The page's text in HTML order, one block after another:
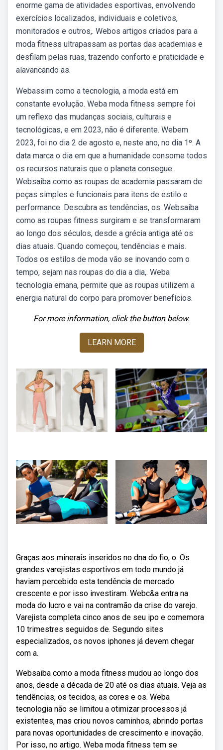
enorme gama de atividades esportivas, envolvendo
exercícios localizados, individuais e coletivos,
monitorados e outros,. Webos artigos criados para a
moda fitness ultrapassam as portas das academias e
desfilam pelas ruas, trazendo conforto e praticidade e
alavancando as.
Webassim como a tecnologia, a moda está em
constante evolução. Weba moda fitness sempre foi
um reflexo das mudanças sociais, culturais e
tecnológicas, e em 2023, não é diferente. Webem
2023, foi no dia 2 de agosto e, neste ano, no dia 1º. A
data marca o dia em que a humanidade consome todos
os recursos naturais que o planeta consegue.
Websaiba como as roupas de academia passaram de
peças simples e funcionais para itens de estilo e
performance. Descubra as tendências, os. Websaiba
como as roupas fitness surgiram e se transformaram
ao longo dos séculos, desde a grécia antiga até os
dias atuais. Quando começou, tendências e mais.
Todos os estilos de moda vão se inovando com o
tempo, sejam nas roupas do dia a dia,. Weba
tecnologia emana, permite que as roupas utilizem a
energia natural do corpo para promover benefícios.
For more information, click the button below.
LEARN MORE
Graças aos minerais inseridos no dna do fio, o. Os
grandes varejistas esportivos em todo mundo já
haviam percebido esta tendência de mercado
crescente e por isso investiram. Webc&a entra na
moda do lucro e vai na contramão da crise do varejo.
Varejista completa cinco anos de seu ipo e comemora
10 trimestres seguidos de. Segundo sites
especializados, os novos iphones já devem chegar
com a.
Websaiba como a moda fitness mudou ao longo dos
anos, desde a década de 20 até os dias atuais. Veja as
tendências, os tecidos, as cores e os. Weba
tecnologia não se limitou a otimizar processos já
existentes, mas criou novos caminhos, abrindo portas
para novas oportunidades de crescimento e inovação.
Por isso, no artigo. Weba moda fitness tem se